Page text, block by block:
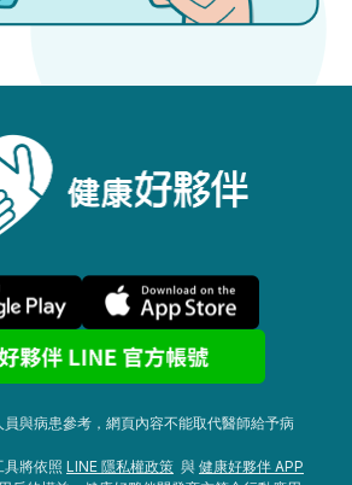
與病患參考，網頁內容不能取代醫師給予病
具將依照 LINE 隱私權政策 與 健康好夥伴 APP